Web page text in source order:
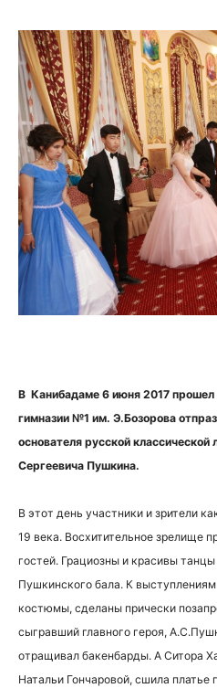
В Канибадаме 6 июня 2017 прошел
гимназии №1 им. Э.Бозорова
основателя русской
Сергеевича Пушкина.
В этот день участники и зрители
19 века. Восхитительное зрелище
гостей. Грациозны и красивы
Пушкинского бала. К
костюмы, сделаны прически
сыгравший главного героя,
отращивал бакенбарды. А Ситора
Натальи Гончаровой, сшила платье